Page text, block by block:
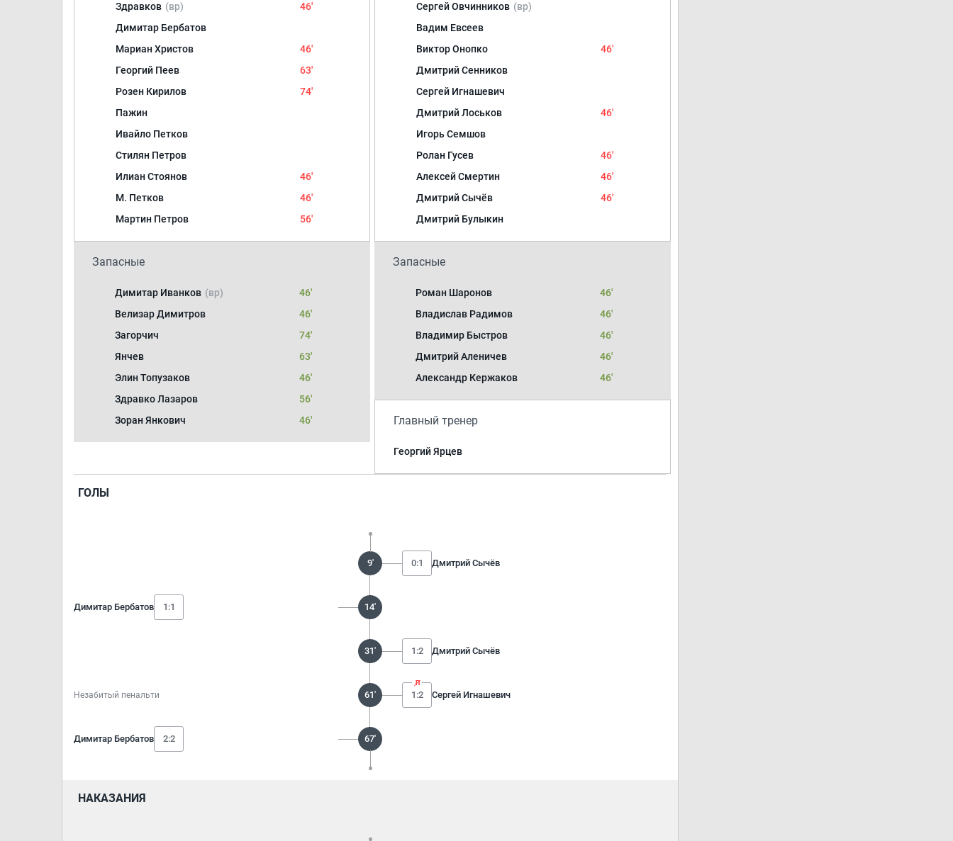
Здравков (вр)
46'
Димитар Бербатов
Мариан Христов
46'
Георгий Пеев
63'
Розен Кирилов
74'
Пажин
Ивайло Петков
Стилян Петров
Илиан Стоянов
46'
М. Петков
46'
Мартин Петров
56'
Запасные
Димитар Иванков (вр)
46'
Велизар Димитров
46'
Загорчич
74'
Янчев
63'
Элин Топузаков
46'
Здравко Лазаров
56'
Зоран Янкович
46'
Сергей Овчинников (вр)
Вадим Евсеев
Виктор Онопко
46'
Дмитрий Сенников
Сергей Игнашевич
Дмитрий Лоськов
46'
Игорь Семшов
Ролан Гусев
46'
Алексей Смертин
46'
Дмитрий Сычёв
46'
Дмитрий Булыкин
Запасные
Роман Шаронов
46'
Владислав Радимов
46'
Владимир Быстров
46'
Дмитрий Аленичев
46'
Александр Кержаков
46'
Главный тренер
Георгий Ярцев
ГОЛЫ
9' 0:1 Дмитрий Сычёв
Димитар Бербатов 1:1 14'
31' 1:2 Дмитрий Сычёв
Незабитый пенальти 61' 1:2 Сергей Игнашевич
Димитар Бербатов 2:2 67'
НАКАЗАНИЯ